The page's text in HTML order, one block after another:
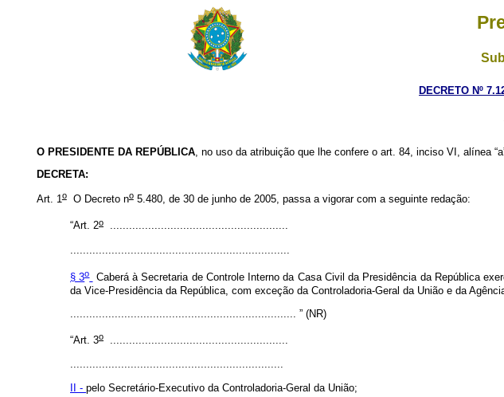
DECRETO Nº
O PRESIDENTE DA REPÚBLICA, no uso da atribuição que lhe confere o art. 84, inciso VI, alínea
DECRETA:
Art. 1o O Decreto no5.480, de 30 de junho de 2005, passa a vigorar com a seguinte redação:
“Art. 2o
........................................................
§ 3o
Caberá à Secretaria de Controle Interno da Casa Civil da Presidência da República
da Vice-Presidência da República, com exceção da Controladoria-Geral da União e da
....................................................................... ” (NR)
“Art. 3o
........................................................
...................................................................
II - pelo Secretário-Executivo da Controladoria-Geral da União;